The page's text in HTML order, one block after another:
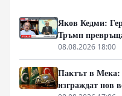
Яков Кедми:
Тръмп
08.08.2026 18:00
Пактът в
изграждат нов